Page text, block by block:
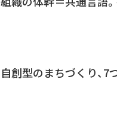
自創型のまちづくり、7